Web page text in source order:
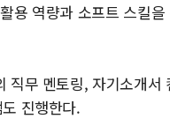
용 역량과 소프트 스킬
직무 멘토링, 자기소개
진행한다.